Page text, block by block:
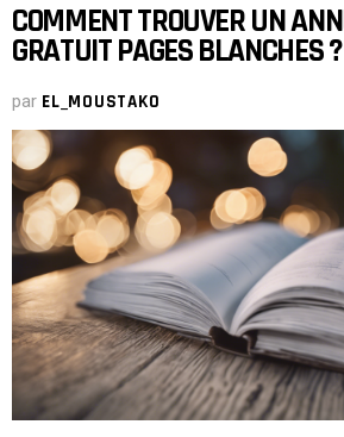
COMMENT TROUVER UN
GRATUIT PAGES BLANCHES ?
par EL_MOUSTAKO